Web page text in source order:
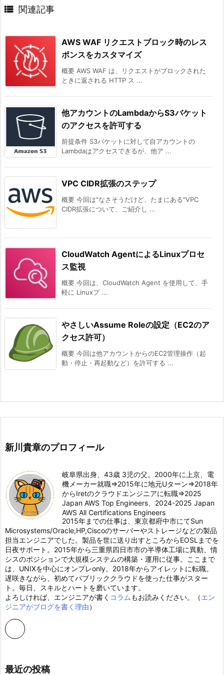
 関連記事
AWS WAF リクエストブロック時のレス
ポンスをカスタマイズ
概要 AWS WAF は、リクエストがブロックされた
ときに返される HTTP ス ...
他アカウントのLambdaからS3バケット
のアクセスを許可する
前提条件 S3バケットに対して自アカウントの
Lambdaはアクセスできるが、他ア ...
VPC CIDR拡張のステップ
概要 今回は"なさそうだけど、たまにある"VPC
CIDR拡張について、ご紹介し ...
CloudWatch AgentによるLinuxプロセ
ス監視
概要 今回は、CloudWatch Agent を使用して、手
軽に Linuxプ ...
やさしいAssume Roleの設定（EC2のア
クセス許可）
概要 今回は他アカウントからのEC2管理操作（起
動・停止・再起動など）を許可する ...
新川貴章のプロフィール
岐阜県出身、43歳 3児の父。2000年に上京、電
機メーカー就職⇒2015年に地元Uターン⇒2018年
からIretのクラウドエンジニアに転職⇒2025
Japan AWS Top Engineers、2024-2025 Japan
AWS All Certifications Engineers
2015年までの仕事は、東京都府中市にてSun
Microsystems/Oracle,HP,Ciscoのサーバーやストレージなどの製品
担当エンジニアでした。製品を世に送り出すところからEOSLまでを
日夜サポート。2015年から三重県四日市市の半導体工場に異動、情
シスのポジションで大規模システムの構築・運用に従事。ここまで
は、UNIXを中心にオンプレonly。2018年からアイレットに転職。
遅咲きながら、初めてパブリッククラウドを使った仕事がスター
ト。毎日、スキルとハートを磨いています。
よろしければ、エンジニアが書く コラム もお読みください。（エン
ジニアがブログを書く理由）
最近の投稿